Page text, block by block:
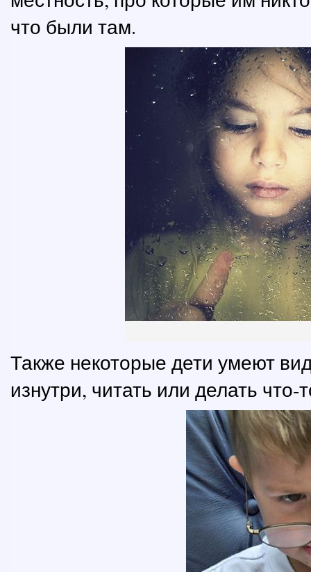
что были там.
Также некоторые дети умеют
изнутри, читать или делать